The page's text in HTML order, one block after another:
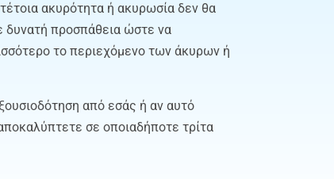
ακυρότητα ή ακυρωσία δεν θα
δυνατή προσπάθεια ώστε να
το περιεχόμενο των άκυρων ή
από εσάς ή αν αυτό
σε οποιαδήποτε τρίτα